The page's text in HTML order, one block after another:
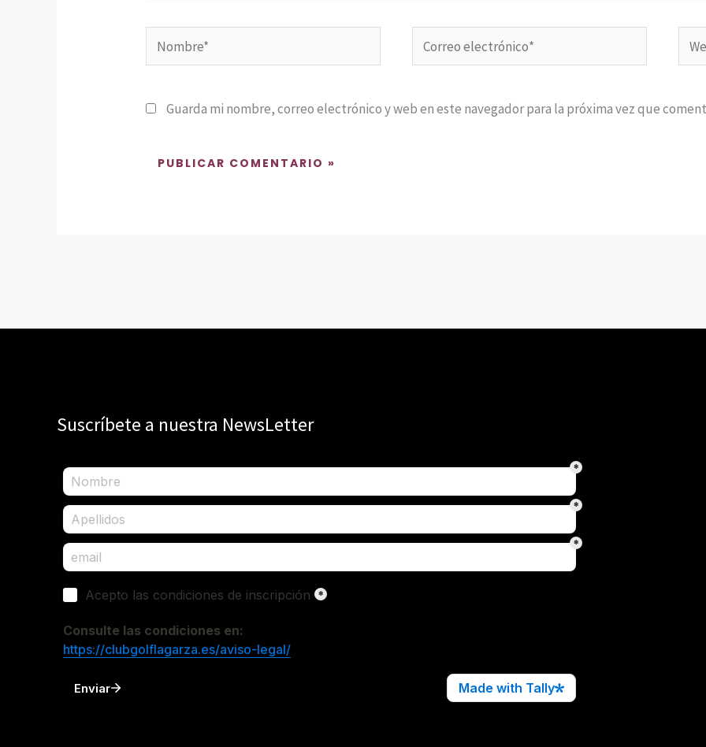
Nombre*
Correo
electrónico*
Web
Guarda mi nombre, correo electrónico y web en este navegador para la próxima vez que
Suscríbete a nuestra NewsLetter